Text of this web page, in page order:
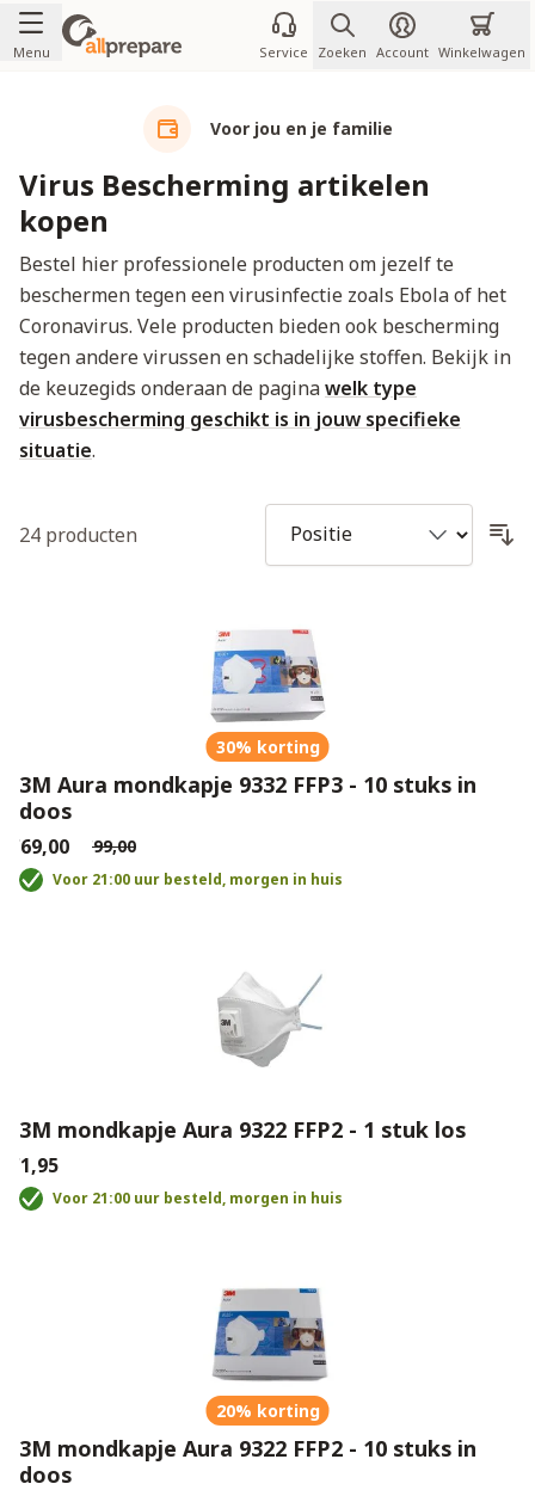
Ga naar de inhoud
Menu Service Zoeken Account Winkelwagen
Voor jou en je familie
Virus Bescherming artikelen
kopen
Bestel hier professionele producten om jezelf te
beschermen tegen een virusinfectie zoals Ebola of het
Coronavirus. Vele producten bieden ook bescherming
tegen andere virussen en schadelijke stoffen. Bekijk in
de keuzegids onderaan de paginawelk type
virusbescherming geschikt is in jouw specifieke
situatie.
24 producten
30% korting
3M Aura mondkapje 9332 FFP3 - 10 stuks in
doos
€69,00 €99,00
Voor 21:00 uur besteld, morgen in huis
3M mondkapje Aura 9322 FFP2 - 1 stuk los
€1,95
Voor 21:00 uur besteld, morgen in huis
20% korting
3M mondkapje Aura 9322 FFP2 - 10 stuks in
doos